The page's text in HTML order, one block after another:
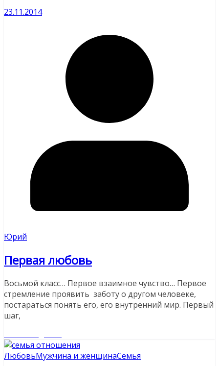
23.11.2014
Юрий
Первая любовь
Восьмой класс… Первое взаимное чувство… Первое
стремление проявить заботу о другом человеке,
постараться понять его, его внутренний мир. Первый
шаг,
ЛюбовьМужчина и женщинаСемья